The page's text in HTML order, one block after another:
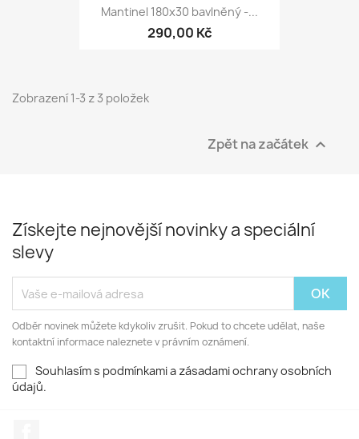
Mantinel 180x30 bavlněný -...
290,00 Kč
Zobrazení 1-3 z 3 položek
Zpět na začátek 
Získejte nejnovější novinky a speciální
slevy
Odběr novinek můžete kdykoliv zrušit. Pokud to chcete udělat, naše
kontaktní informace naleznete v právním oznámení.
Souhlasím s podmínkami a zásadami ochrany osobních
údajů.